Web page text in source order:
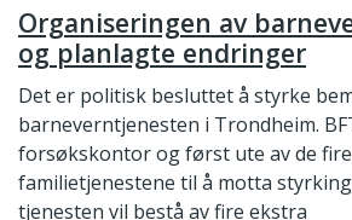
Organiseringen av
og planlagte endringer
Det er politisk besluttet å styrke
barneverntjenesten i Trondheim.
forsøkskontor og først ute av de
familietjenestene til å motta
tjenesten vil bestå av fire ekstra